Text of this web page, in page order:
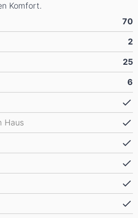
Komfort.
70
2
25
6
Haus